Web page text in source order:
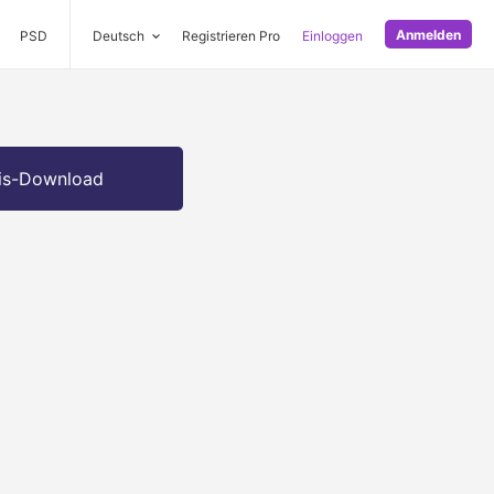
PSD Deutsch Registrieren Pro Einloggen Anmelden
Download